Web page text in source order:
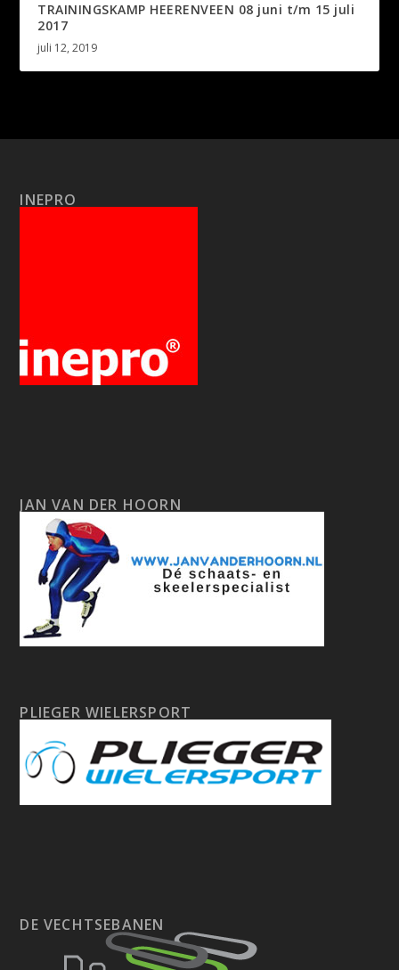
TRAININGSKAMP HEERENVEEN 08 juni t/m 15 juli
2017
juli 12, 2019
INEPRO
JAN VAN DER HOORN
PLIEGER WIELERSPORT
DE VECHTSEBANEN